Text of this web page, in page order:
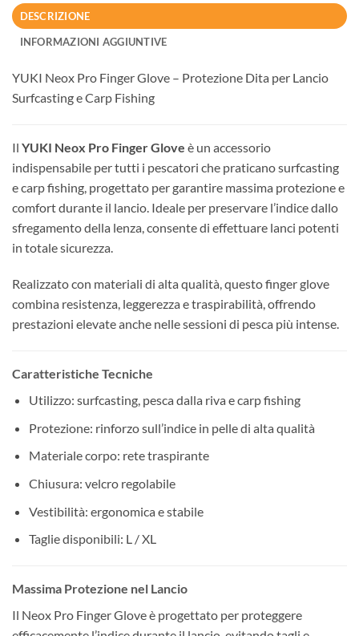
DESCRIZIONE
INFORMAZIONI AGGIUNTIVE
YUKI Neox Pro Finger Glove – Protezione Dita per Lancio
Surfcasting e Carp Fishing
Il YUKI Neox Pro Finger Glove è un accessorio
indispensabile per tutti i pescatori che praticano surfcasting
e carp fishing, progettato per garantire massima protezione e
comfort durante il lancio. Ideale per preservare l’indice dallo
sfregamento della lenza, consente di effettuare lanci potenti
in totale sicurezza.
Realizzato con materiali di alta qualità, questo finger glove
combina resistenza, leggerezza e traspirabilità, offrendo
prestazioni elevate anche nelle sessioni di pesca più intense.
Caratteristiche Tecniche
Utilizzo: surfcasting, pesca dalla riva e carp fishing
Protezione: rinforzo sull’indice in pelle di alta qualità
Materiale corpo: rete traspirante
Chiusura: velcro regolabile
Vestibilità: ergonomica e stabile
Taglie disponibili: L / XL
Massima Protezione nel Lancio
Il Neox Pro Finger Glove è progettato per proteggere